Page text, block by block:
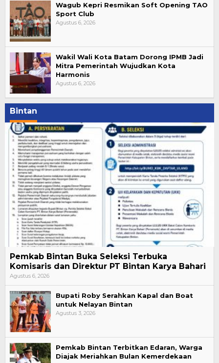
Wagub Kepri Resmikan Soft Opening TAO
Sport Club
Agustus 6, 2026
Wakil Wali Kota Batam Dorong IPMB Jadi
Mitra Pemerintah Wujudkan Kota
Harmonis
Agustus 6, 2026
Bintan
Pemkab Bintan Buka Seleksi Terbuka
Komisaris dan Direktur PT Bintan Karya Bahari
Agustus 6, 2026
Bupati Roby Serahkan Kapal dan Boat
untuk Nelayan Bintan
Agustus 3, 2026
Pemkab Bintan Terbitkan Edaran, Warga
Diajak Meriahkan Bulan Kemerdekaan